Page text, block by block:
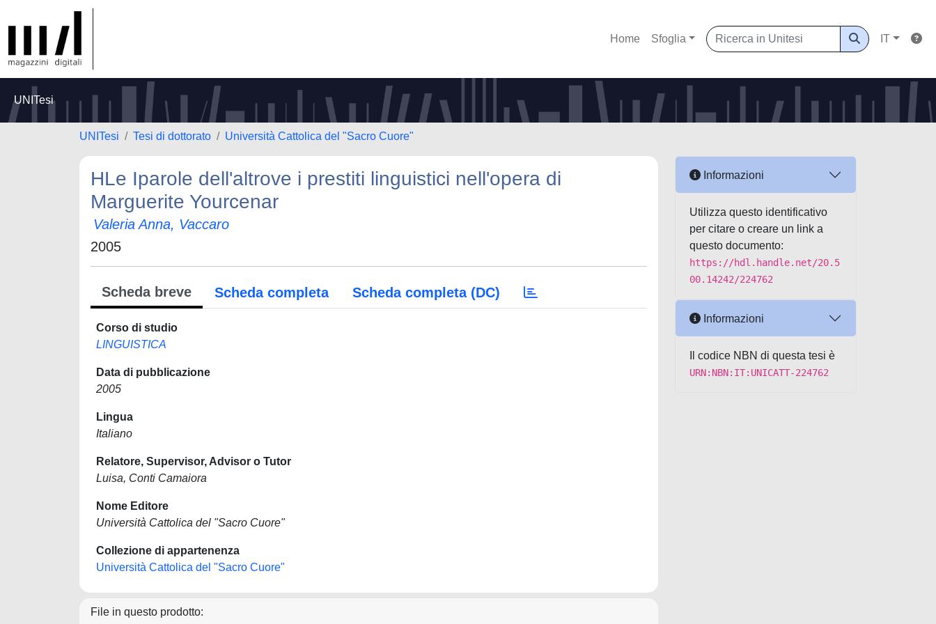
Home Sfoglia IT
UNITesi
UNITesi Tesi di dottorato Università Cattolica del "Sacro Cuore"
HLe Iparole dell'altrove i prestiti linguistici nell'opera di
Marguerite Yourcenar
Valeria Anna, Vaccaro
2005
Scheda breve Scheda completa Scheda completa (DC)
Corso di studio
LINGUISTICA
Data di pubblicazione
2005
Lingua
Italiano
Relatore, Supervisor, Advisor o Tutor
Luisa, Conti Camaiora
Nome Editore
Università Cattolica del "Sacro Cuore"
Collezione di appartenenza
Università Cattolica del "Sacro Cuore"
File in questo prodotto:
Informazioni
Utilizza questo identificativo
per citare o creare un link a
questo documento:
https://hdl.handle.net/20.5
00.14242/224762
Informazioni
Il codice NBN di questa tesi è
URN:NBN:IT:UNICATT-224762